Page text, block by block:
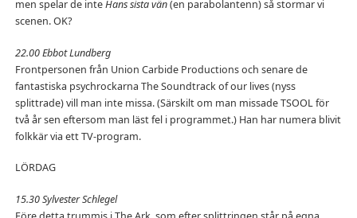
men spelar de inteHans sista vän(en parabolantenn) så stormar vi
scenen. OK?
22.00 Ebbot Lundberg
Frontpersonen från Union Carbide Productions och senare de
fantastiska psychrockarna The Soundtrack of our lives (nyss
splittrade) vill man inte missa. (Särskilt om man missade TSOOL för
två år sen eftersom man läst fel i programmet.) Han har numera blivit
folkkär via ett TV-program.
LÖRDAG
15.30 Sylvester Schlegel